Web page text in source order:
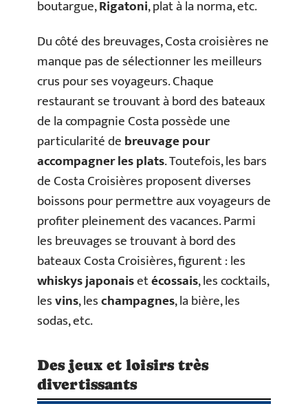
boutargue,Rigatoni, plat à la norma, etc.
Du côté des breuvages, Costa croisières ne
manque pas de sélectionner les meilleurs
crus pour ses voyageurs. Chaque
restaurant se trouvant à bord des bateaux
de la compagnie Costa possède une
particularité debreuvagepour
accompagner les plats. Toutefois, les bars
de Costa Croisières proposent diverses
boissons pour permettre aux voyageurs de
profiter pleinement des vacances. Parmi
les breuvages se trouvant à bord des
bateaux Costa Croisières, figurent : les
whiskys japonaisetécossais, les cocktails,
lesvins, leschampagnes, la bière, les
sodas, etc.
Des jeux et loisirs très
divertissants